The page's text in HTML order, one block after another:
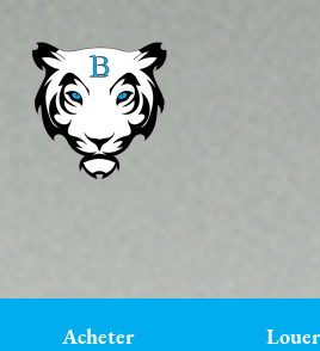
Acheter Louer